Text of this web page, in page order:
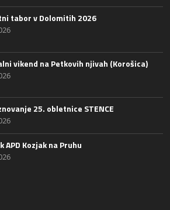
tabor v Dolomitih 2026
vikend na Petkovih njivah (Korošica)
25. obletnice STENCE
APD Kozjak na Pruhu